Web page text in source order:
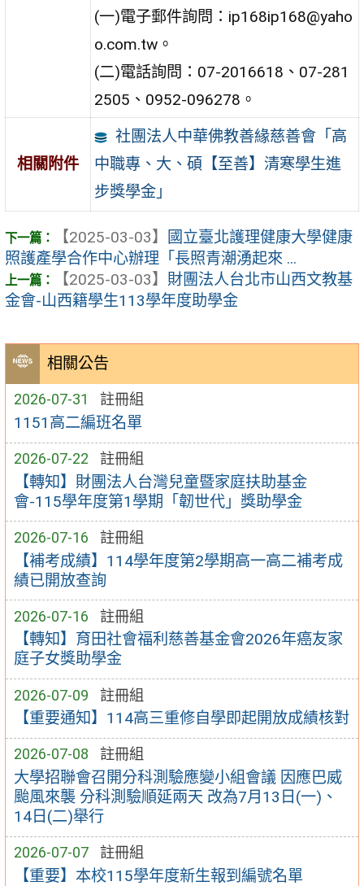
相關公告
2026-07-31 註冊組
1151高二編班名單
2026-07-22 註冊組
【轉知】財團法人台灣兒童暨家庭扶助基金
會-115學年度第1學期「韌世代」獎助學金
2026-07-16 註冊組
【補考成績】114學年度第2學期高一高二補考成
績已開放查詢
2026-07-16 註冊組
【轉知】育田社會福利慈善基金會2026年癌友家
庭子女獎助學金
2026-07-09 註冊組
【重要通知】114高三重修自學即起開放成績核對
2026-07-08 註冊組
大學招聯會召開分科測驗應變小組會議 因應巴威
颱風來襲 分科測驗順延兩天 改為7月13日(一)、
14日(二)舉行
2026-07-07 註冊組
【重要】本校115學年度新生報到編號名單
(一)電子郵件詢問：ip168ip168@yaho
o.com.tw。
(二)電話詢問：07-2016618、07-281
2505、0952-096278。
相關附件
社團法人中華佛教善緣慈善會「高
中職專、大、碩【至善】清寒學生進
步獎學金」
【2025-03-03】
國立臺北護理健康大學健康
照護產學合作中心辦理「長照青潮湧起來 ...
【2025-03-03】 財團法人台北市山西文教基
金會-山西籍學生113學年度助學金